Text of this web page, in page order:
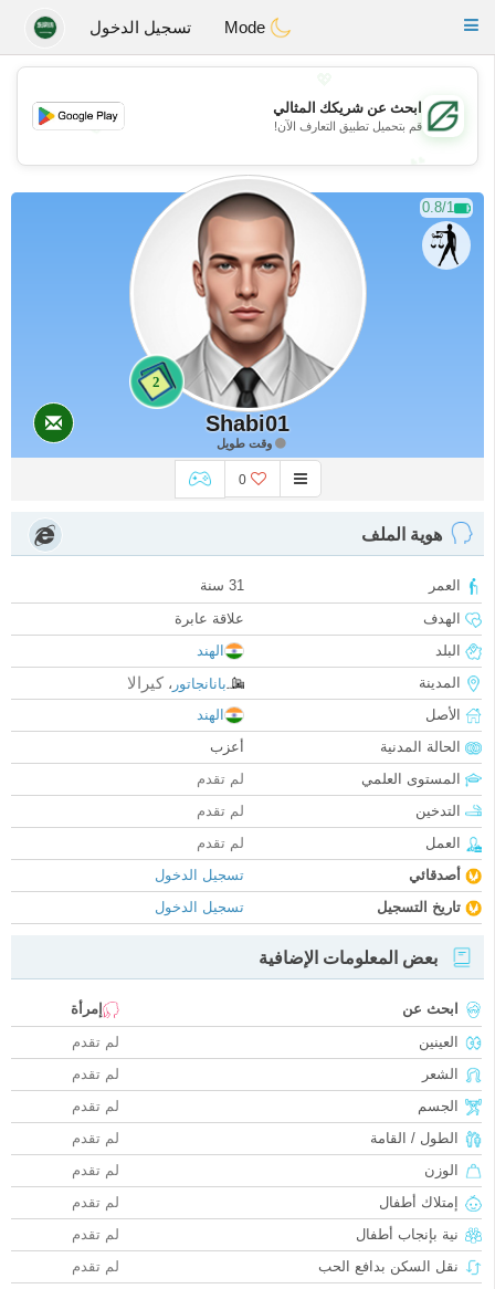
GulfDating
Toggle
تسجيل الدخول
💖
💕
ابحث عن شريكك المثالي
قم بتحميل تطبيق التعارف الآن!
0.8/1
2
Shabi01
وقت طويل
0
هوية الملف
العمر
31 سنة
الهدف
علاقة عابرة
البلد
الهند
المدينة
بانانجاتور ، كيرالا
الأصل
الهند
الحالة المدنية
أعزب
المستوى العلمي
لم تقدم
التدخين
لم تقدم
العمل
لم تقدم
أصدقائي
تسجيل الدخول
تاريخ التسجيل
تسجيل الدخول
بعض المعلومات الإضافية
ابحث عن
إمرأة
العينين
لم تقدم
الشعر
لم تقدم
الجسم
لم تقدم
الطول / القامة
لم تقدم
الوزن
لم تقدم
إمتلاك أطفال
لم تقدم
نية بإنجاب أطفال
لم تقدم
نقل السكن بدافع الحب
لم تقدم